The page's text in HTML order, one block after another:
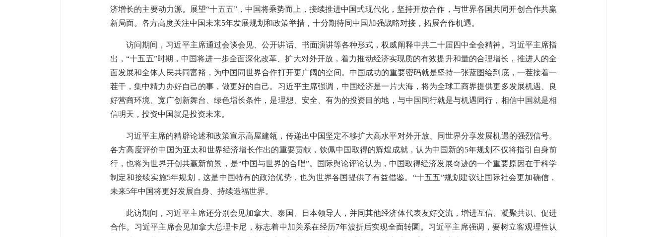
济增长的主要动力源。展望“十五五”，中国将乘势而上，接续推进中国式现代化，坚持开放合作，与世界各国共同开创合作共赢
新局面。各方高度关注中国未来5年发展规划和政策举措，十分期待同中国加强战略对接，拓展合作机遇。
访问期间，习近平主席通过会谈会见、公开讲话、书面演讲等各种形式，权威阐释中共二十届四中全会精神。习近平主席指
出，“十五五”时期，中国将进一步全面深化改革、扩大对外开放，着力推动经济实现质的有效提升和量的合理增长，推进人的全
面发展和全体人民共同富裕，为中国同世界合作打开更广阔的空间。中国成功的重要密码就是坚持一张蓝图绘到底，一茬接着一
茬干，集中精力办好自己的事，做更好的自己。习近平主席强调，中国经济是一片大海，将为全球工商界提供更多发展机遇、良
好营商环境、宽广创新舞台、绿色增长条件，是理想、安全、有为的投资目的地，与中国同行就是与机遇同行，相信中国就是相
信明天，投资中国就是投资未来。
习近平主席的精辟论述和政策宣示高屋建瓴，传递出中国坚定不移扩大高水平对外开放、同世界分享发展机遇的强烈信号。
各方高度评价中国为亚太和世界经济增长作出的重要贡献，钦佩中国取得的辉煌成就，认为中国新的5年规划不仅将指引自身前
行，也将为世界开创共赢新前景，是“中国与世界的合唱”。国际舆论评论认为，中国取得经济发展奇迹的一个重要原因在于科学
制定和接续实施5年规划，这是中国特有的政治优势，也为世界各国提供了有益借鉴。“十五五”规划建议让国际社会更加确信，
未来5年中国将更好发展自身、持续造福世界。
此访期间，习近平主席还分别会见加拿大、泰国、日本领导人，并同其他经济体代表友好交流，增进互信、凝聚共识、促进
合作。习近平主席会见加拿大总理卡尼，标志着中加关系在经历7年波折后实现全面转圜。习近平主席强调，要树立客观理性认